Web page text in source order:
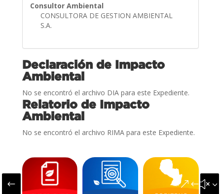
Consultor Ambiental
CONSULTORA DE GESTION AMBIENTAL
S.A.
Declaración de Impacto
Ambiental
No se encontró el archivo DIA para este Expediente.
Relatorio de Impacto
Ambiental
No se encontró el archivo RIMA para este Expediente.
#